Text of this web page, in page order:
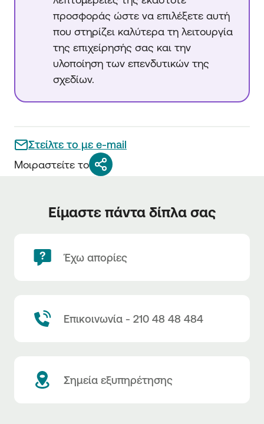
προσφοράς ώστε να επιλέξετε αυτή
που στηρίζει καλύτερα τη λειτουργία
της επιχείρησής σας και την
υλοποίηση των επενδυτικών της
σχεδίων.
Στείλτε το με e-mail
Μοιραστείτε το
Είμαστε πάντα δίπλα σας
Έχω απορίες
Επικοινωνία - 210 48 48 484
Σημεία εξυπηρέτησης